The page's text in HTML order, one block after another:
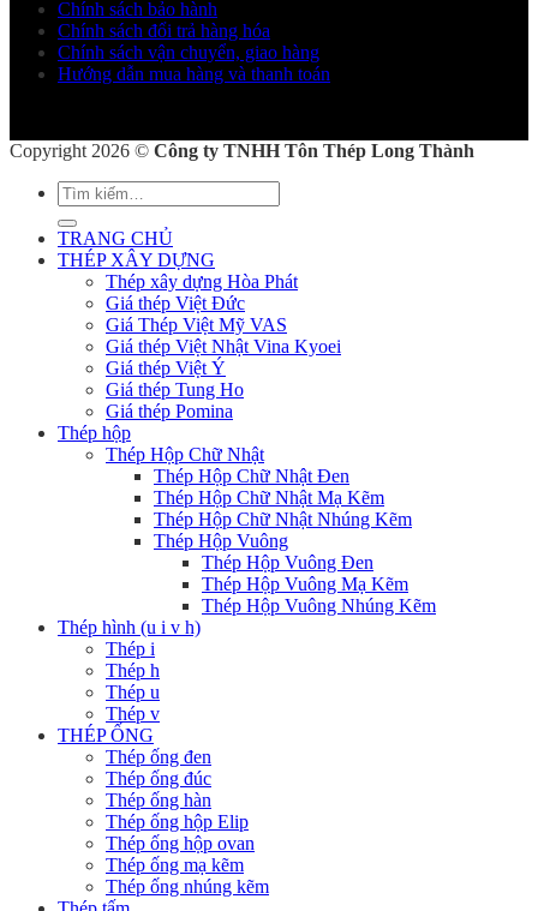
Chính sách bảo hành
Chính sách đổi trả hàng hóa
Chính sách vận chuyển, giao hàng
Hướng dẫn mua hàng và thanh toán
Copyright 2026 © Công ty TNHH Tôn Thép Long Thành
Tìm
kiếm:
TRANG CHỦ
THÉP XÂY DỰNG
Thép xây dựng Hòa Phát
Giá thép Việt Đức
Giá Thép Việt Mỹ VAS
Giá thép Việt Nhật Vina Kyoei
Giá thép Việt Ý
Giá thép Tung Ho
Giá thép Pomina
Thép hộp
Thép Hộp Chữ Nhật
Thép Hộp Chữ Nhật Đen
Thép Hộp Chữ Nhật Mạ Kẽm
Thép Hộp Chữ Nhật Nhúng Kẽm
Thép Hộp Vuông
Thép Hộp Vuông Đen
Thép Hộp Vuông Mạ Kẽm
Thép Hộp Vuông Nhúng Kẽm
Thép hình (u i v h)
Thép i
Thép h
Thép u
Thép v
THÉP ỐNG
Thép ống đen
Thép ống đúc
Thép ống hàn
Thép ống hộp Elip
Thép ống hộp ovan
Thép ống mạ kẽm
Thép ống nhúng kẽm